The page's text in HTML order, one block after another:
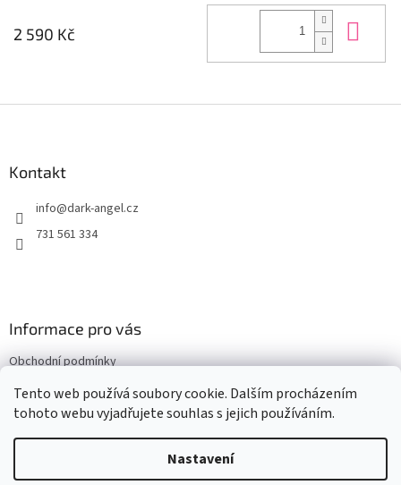
Tento web používá soubory cookie. Dalším procházením
tohoto webu vyjadřujete souhlas s jejich používáním.
Nastavení
2 590 Kč
Kontakt
info@dark-angel.cz
731 561 334
Informace pro vás
Obchodní podmínky
Kontakty
Vytvořil Shoptet